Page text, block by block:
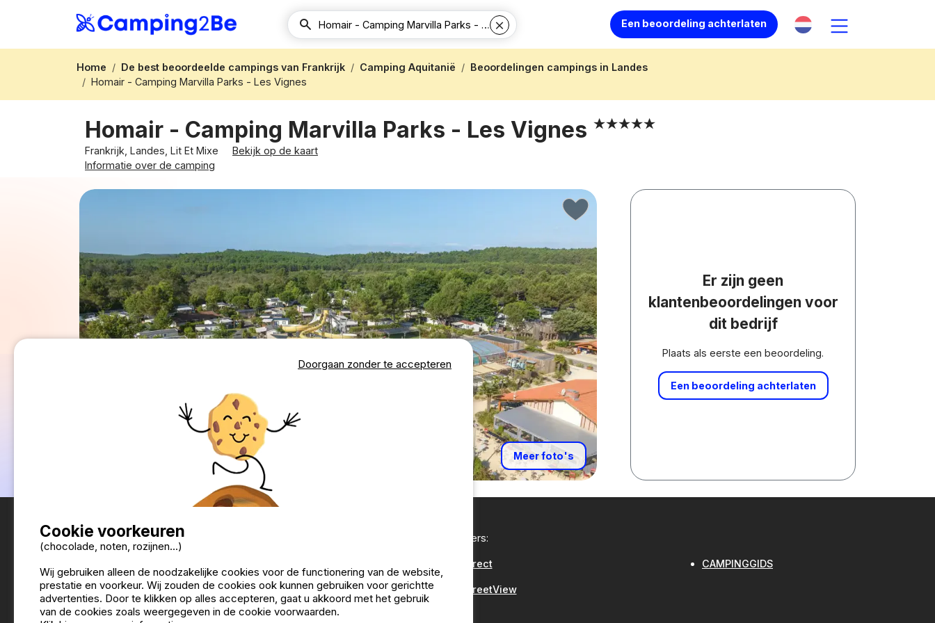
Een beoordeling achterlaten
Home De best beoordeelde campings van Frankrijk Camping Aquitanië
Beoordelingen campings in Landes
Homair - Camping Marvilla Parks - Les Vignes
Homair - Camping Marvilla Parks - Les Vignes
Frankrijk, Landes, Lit Et Mixe
Bekijk op de kaart
Informatie over de camping
Meer foto's
Er zijn geen
klantenbeoordelingen voor
dit bedrijf
Plaats als eerste een beoordeling.
Een beoordeling achterlaten
Onze partners:
CampingDirect
CampingStreetView
CAMPINGGIDS
Doorgaan zonder te accepteren
Cookie voorkeuren
(chocolade, noten, rozijnen...)
Wij gebruiken alleen de noodzakelijke cookies voor de functionering van de website,
prestatie en voorkeur. Wij zouden de cookies ook kunnen gebruiken voor gerichtte
advertenties. Door te klikken op alles accepteren, gaat u akkoord met het gebruik
van de cookies zoals weergegeven in de cookie voorwaarden.